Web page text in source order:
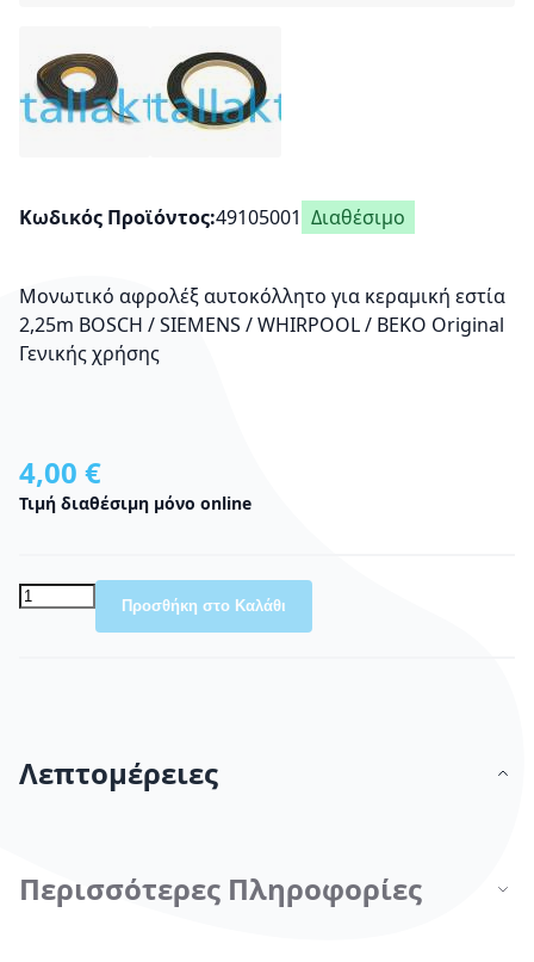
Κωδικός Προϊόντος 49105001 Διαθέσιμο
Μονωτικό αφρολέξ αυτοκόλλητο για κεραμική εστία
2,25m BOSCH / SIEMENS / WHIRPOOL / BEKO Original
Γενικής χρήσης
4,00 €
Τιμή διαθέσιμη μόνο online
Προσθήκη στο Καλάθι
Λεπτομέρειες
Περισσότερες Πληροφορίες